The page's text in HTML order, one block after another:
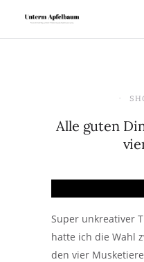
Alle guten
Super unkreativer
hatte ich die Wahl
den vier